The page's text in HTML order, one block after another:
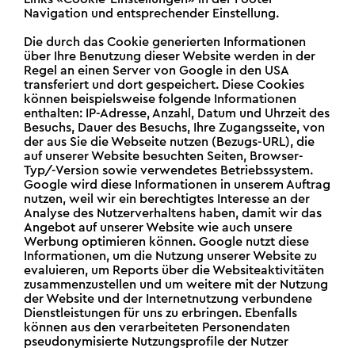
Navigation und entsprechender Einstellung.
Die durch das Cookie generierten Informationen
über Ihre Benutzung dieser Website werden in der
Regel an einen Server von Google in den USA
transferiert und dort gespeichert. Diese Cookies
können beispielsweise folgende Informationen
enthalten: IP-Adresse, Anzahl, Datum und Uhrzeit des
Besuchs, Dauer des Besuchs, Ihre Zugangsseite, von
der aus Sie die Webseite nutzen (Bezugs-URL), die
auf unserer Website besuchten Seiten, Browser-
Typ/-Version sowie verwendetes Betriebssystem.
Google wird diese Informationen in unserem Auftrag
nutzen, weil wir ein berechtigtes Interesse an der
Analyse des Nutzerverhaltens haben, damit wir das
Angebot auf unserer Website wie auch unsere
Werbung optimieren können. Google nutzt diese
Informationen, um die Nutzung unserer Website zu
evaluieren, um Reports über die Websiteaktivitäten
zusammenzustellen und um weitere mit der Nutzung
der Website und der Internetnutzung verbundene
Dienstleistungen für uns zu erbringen. Ebenfalls
können aus den verarbeiteten Personendaten
pseudonymisierte Nutzungsprofile der Nutzer